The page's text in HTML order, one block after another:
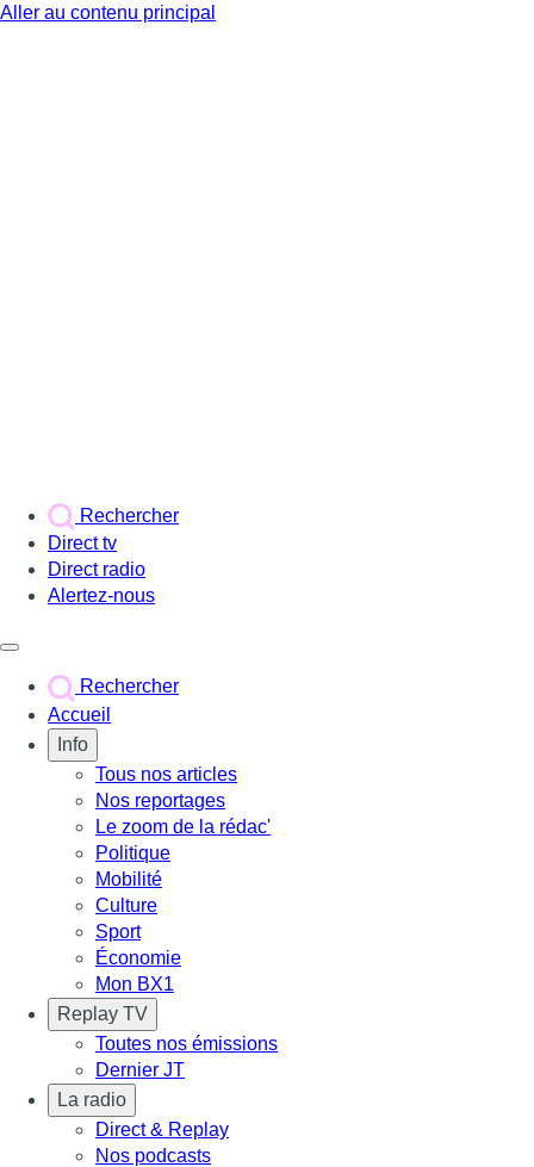
Aller au contenu principal
Rechercher
Direct tv
Direct radio
Alertez-nous
Rechercher
Accueil
Info
Tous nos articles
Nos reportages
Le zoom de la rédac'
Politique
Mobilité
Culture
Sport
Économie
Mon BX1
Replay TV
Toutes nos émissions
Dernier JT
La radio
Direct & Replay
Nos podcasts